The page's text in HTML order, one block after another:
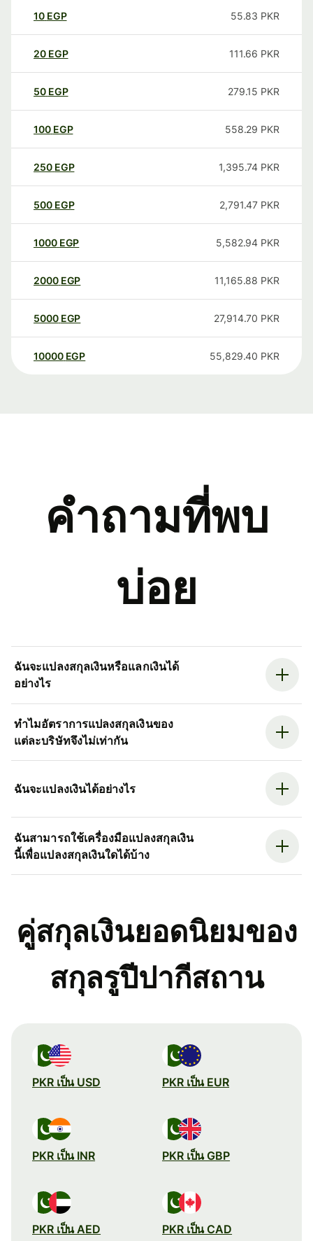
10 EGP 55.83 PKR
20 EGP 111.66 PKR
50 EGP 279.15 PKR
100 EGP 558.29 PKR
250 EGP 1,395.74 PKR
500 EGP 2,791.47 PKR
1000 EGP 5,582.94 PKR
2000 EGP 11,165.88 PKR
5000 EGP 27,914.70 PKR
10000 EGP 55,829.40 PKR
คำถามที่พบ
บ่อย
ฉันจะแปลงสกุลเงินหรือแลกเงินได้
อย่างไร
ทำไมอัตราการแปลงสกุลเงินของ
แต่ละบริษัทจึงไม่เท่ากัน
ฉันจะแปลงเงินได้อย่างไร
ฉันสามารถใช้เครื่องมือแปลงสกุลเงิน
นี้เพื่อแปลงสกุลเงินใดได้บ้าง
คู่สกุลเงินยอดนิยมของ
สกุลรูปีปากีสถาน
PKR เป็น USD PKR เป็น EUR
PKR เป็น INR PKR เป็น GBP
PKR เป็น AED PKR เป็น CAD